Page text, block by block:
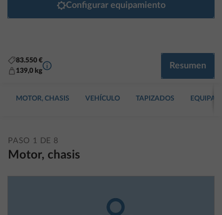
Configurar equipamiento
83.550 €
139,0 kg
Más información Resumen
MOTOR, CHASIS VEHÍCULO TAPIZADOS
PASO 1 DE 8
Motor, chasis